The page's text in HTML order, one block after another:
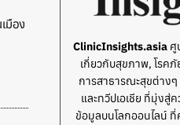
มือง
ClinicInsights.asiaศู
เกี่ยวกับสุขภาพ, โรค
การสาธารณะสุขต่างๆ
และทวีปเอเชีย ที่มุ่งสู่
ข้อมูลบนโลกออนไลน์ ที่